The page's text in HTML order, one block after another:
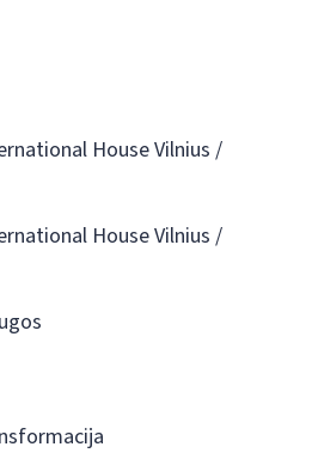
House Vilnius /
House Vilnius /